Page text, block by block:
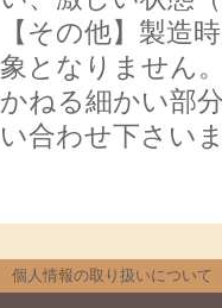
【その他】製造
象となりません
かねる細かい部
い合わせ下さい
個人情報の取り扱いについて